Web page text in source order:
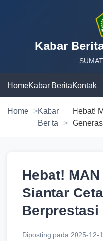
Kabar
HomeKabar BeritaKontak
Home
Kabar
Berita
Hebat!
Hebat!
Siantar
Berprestasi
Diposting pada 2025-12-